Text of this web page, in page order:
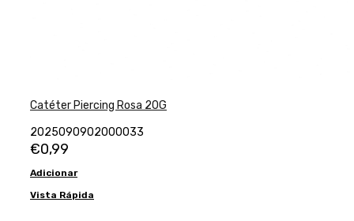
Catéter Piercing Rosa 20G
2025090902000033
€0,99
Adicionar
Vista Rápida